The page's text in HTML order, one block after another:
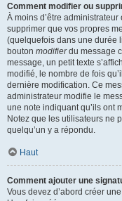
Comment modifier ou
À moins d’être
supprimer que vos propres
(quelquefois dans une durée
bouton modifierdu message
message, un petit texte
modifié, le nombre de fois
dernière modification. Ce
administrateur modifie le
une note indiquant qu’ils ont
Notez que les utilisateurs ne
quelqu’un y a répondu.
Haut
Comment ajouter une
Vous devez d’abord créer